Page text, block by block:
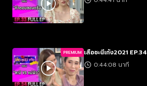
PREMIUM เสือชะนีเก้ง2021 EP.34
0:44:08 นาที